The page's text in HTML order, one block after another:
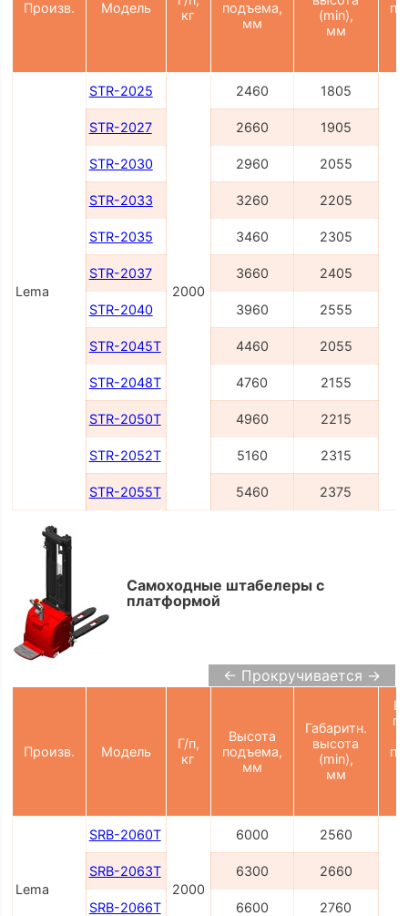
Произв. Модель
кг
подъема,
мм
(min),
мм
Lema
STR-2025
2000
2460 1805
STR-2027 2660 1905
STR-2030 2960 2055
STR-2033 3260 2205
STR-2035 3460 2305
STR-2037 3660 2405
STR-2040 3960 2555
STR-2045T 4460 2055
STR-2048T 4760 2155
STR-2050T 4960 2215
STR-2052T 5160 2315
STR-2055T 5460 2375
Самоходные штабелеры с
платформой
← Прокручивается →
Произв. Модель
Г/п,
кг
Высота
подъема,
мм
Габаритн.
высота
(min),
мм
Lema
SRB-2060T
2000
6000 2560
SRB-2063T 6300 2660
SRB-2066T 6600 2760